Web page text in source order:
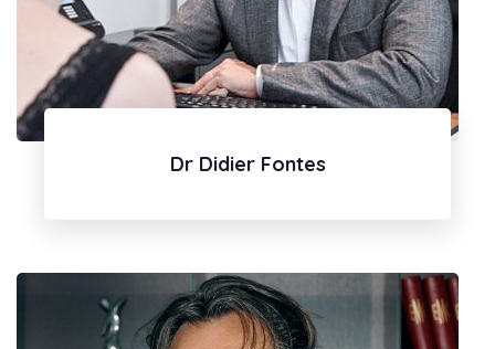
Dr Didier Fontes